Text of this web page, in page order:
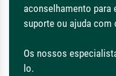
aconselhamento para
suporte ou ajuda com
Os nossos
lo.